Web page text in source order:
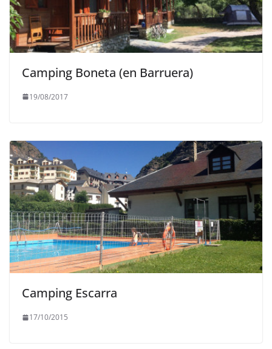
Camping Boneta (en Barruera)
19/08/2017
Camping Escarra
17/10/2015